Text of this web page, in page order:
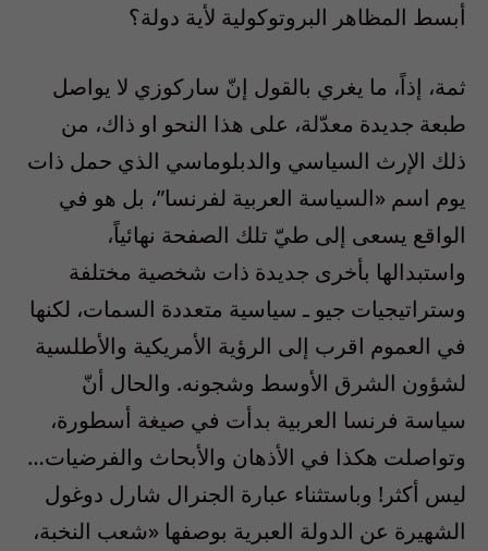
أبسط المظاهر البروتوكولية لأية دولة؟
ثمة، إذاً، ما يغري بالقول إنّ ساركوزي لا يواصل
طبعة جديدة معدّلة، على هذا النحو او ذاك، من
ذلك الإرث السياسي والدبلوماسي الذي حمل ذات
يوم اسم «السياسة العربية لفرنسا”، بل هو في
الواقع يسعى إلى طيّ تلك الصفحة نهائياً،
واستبدالها بأخرى جديدة ذات شخصية مختلفة
وستراتيجيات جيو ـ سياسية متعددة السمات، لكنها
في العموم اقرب إلى الرؤية الأمريكية والأطلسية
لشؤون الشرق الأوسط وشجونه. والحال أنّ
سياسة فرنسا العربية بدأت في صيغة أسطورة،
وتواصلت هكذا في الأذهان والأبحاث والفرضيات…
ليس أكثر! وباستثناء عبارة الجنرال شارل دوغول
الشهيرة عن الدولة العبرية بوصفها «شعب النخبة،